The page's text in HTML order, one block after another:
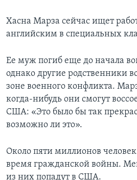
Хасна Марза сейчас ищет
английским в специальных
Ее муж погиб еще до начала
однако другие родственники
зоне военного конфликта.
когда-нибудь они смогут
США: «Это было бы так
возможно ли это».
Около пяти миллионов
время гражданской войны.
из них попадут в США.